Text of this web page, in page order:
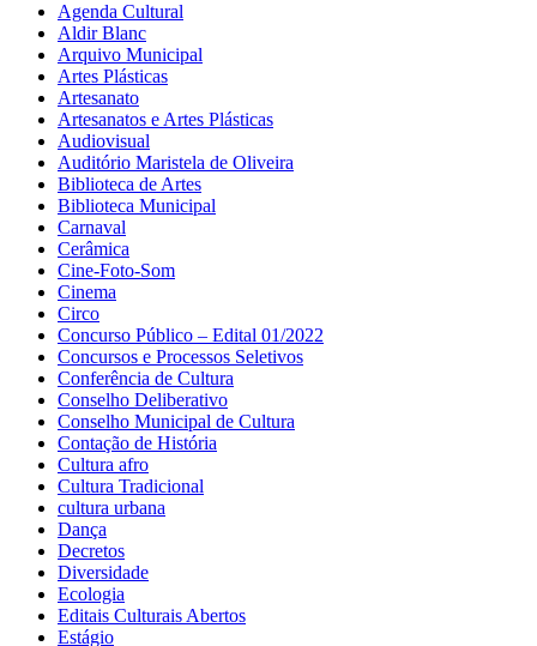
Agenda Cultural
Aldir Blanc
Arquivo Municipal
Artes Plásticas
Artesanato
Artesanatos e Artes Plásticas
Audiovisual
Auditório Maristela de Oliveira
Biblioteca de Artes
Biblioteca Municipal
Carnaval
Cerâmica
Cine-Foto-Som
Cinema
Circo
Concurso Público – Edital 01/2022
Concursos e Processos Seletivos
Conferência de Cultura
Conselho Deliberativo
Conselho Municipal de Cultura
Contação de História
Cultura afro
Cultura Tradicional
cultura urbana
Dança
Decretos
Diversidade
Ecologia
Editais Culturais Abertos
Estágio